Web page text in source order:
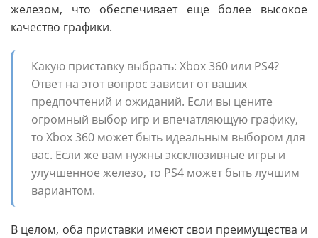
железом, что обеспечивает еще более высокое
качество графики.
Какую приставку выбрать: Xbox 360 или PS4?
Ответ на этот вопрос зависит от ваших
предпочтений и ожиданий. Если вы цените
огромный выбор игр и впечатляющую графику,
то Xbox 360 может быть идеальным выбором для
вас. Если же вам нужны эксклюзивные игры и
улучшенное железо, то PS4 может быть лучшим
вариантом.
В целом, оба приставки имеют свои преимущества и